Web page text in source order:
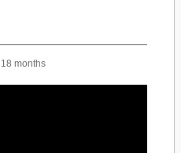
18 months